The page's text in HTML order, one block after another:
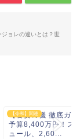
ョレの違いとは？世
【令和】関連
【饗宴の儀 徹底ガイ
予算8,400万円！ス
ュール、2,60...